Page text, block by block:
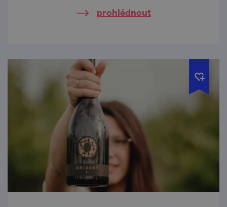
prohlédnout